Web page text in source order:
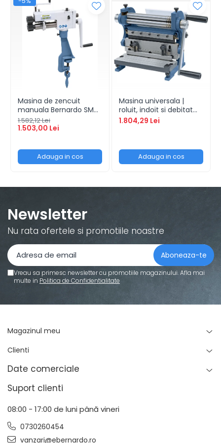
Standuri pentru strunguri metal
Unelte striere
Masina de zencuit
manuala Bernardo SM
180 S
1.582,12 Lei
1.503,00 Lei
Adauga in cos
Masina universala |
roluit, indoit si debitat
tabla | 3 in 1 - 200
1.804,29 Lei
Adauga in cos
Newsletter
Nu rata ofertele si promotiile noastre
Vreau sa primesc newsletter cu promotiile magazinului. Afla mai
multe in Politica de Confidentialitate
Magazinul meu
Clienti
Date comerciale
Suport clienti
08:00 - 17:00 de luni până vineri
0730260454
vanzari@ebernardo.ro